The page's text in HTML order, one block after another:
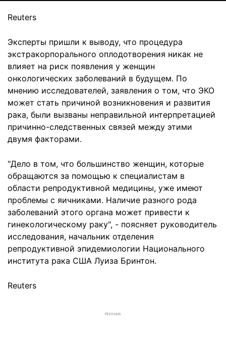
Reuters
Эксперты пришли к выводу, что процедура
экстракорпорального оплодотворения никак не
влияет на риск появления у женщин
онкологических заболеваний в будущем. По
мнению исследователей, заявления о том, что ЭКО
может стать причиной возникновения и развития
рака, были вызваны неправильной интерпретацией
причинно-следственных связей между этими
двумя факторами.
"Дело в том, что большинство женщин, которые
обращаются за помощью к специалистам в
области репродуктивной медицины, уже имеют
проблемы с яичниками. Наличие разного рода
заболеваний этого органа может привести к
гинекологическому раку", - поясняет руководитель
исследования, начальник отделения
репродуктивной эпидемиологии Национального
института рака США Луиза Бринтон.
Reuters
РЕКЛАМА